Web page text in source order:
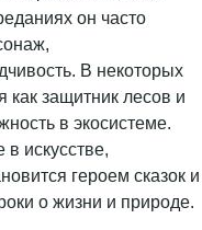
он часто
В некоторых
как защитник лесов и
в экосистеме.
в искусстве,
героем сказок и
о жизни и природе.